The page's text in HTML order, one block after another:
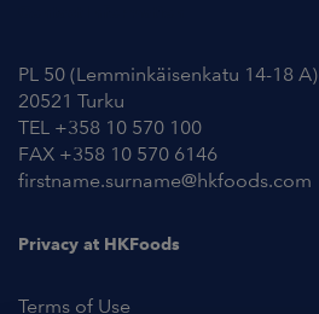
PL 50 (Lemminkäisenkatu 14-18 A)
20521 Turku
TEL +358 10 570 100
FAX +358 10 570 6146
firstname.surname@hkfoods.com
Privacy at HKFoods
Terms of Use